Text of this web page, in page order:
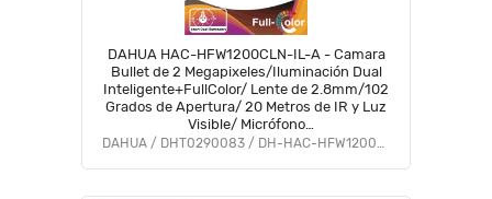
DAHUA HAC-HFW1200CLN-IL-A - Camara
Bullet de 2 Megapixeles/Iluminación Dual
Inteligente+FullColor/ Lente de 2.8mm/102
Grados de Apertura/ 20 Metros de IR y Luz
Visible/ Micrófono
Integrado/IP67/Soporta:CVI/CVBS/AHD/TVI/#VolDH
DAHUA / DHT0290083 / DH-HAC-HFW1200CLN-IL-A